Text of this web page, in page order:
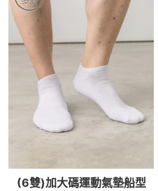
(6雙)加大碼運動氣墊船型